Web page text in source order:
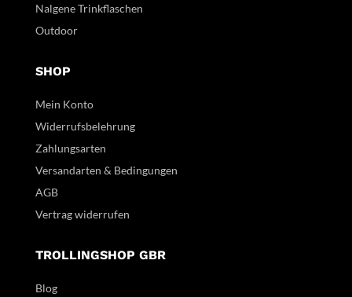
Nalgene Trinkflaschen
Outdoor
SHOP
Mein Konto
Widerrufsbelehrung
Zahlungsarten
Versandarten & Bedingungen
AGB
Vertrag widerrufen
TROLLINGSHOP GBR
Blog